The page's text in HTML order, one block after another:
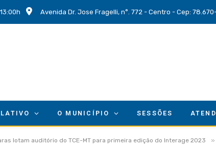
Avenida Dr. Jose Fragelli, n°. 772 - Centro - Cep:
O MUNICÍPIO SESSÕES
lotam auditório do TCE-MT para primeira edição do Interage 2023 »